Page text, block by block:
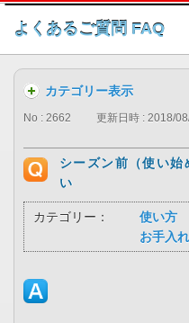
この
よくあるご質問 FAQ
カテゴリー表示
No : 2662 更新日時 : 2018/
シーズン前（使い始
い
カテゴリー：
使い方
お手入れ